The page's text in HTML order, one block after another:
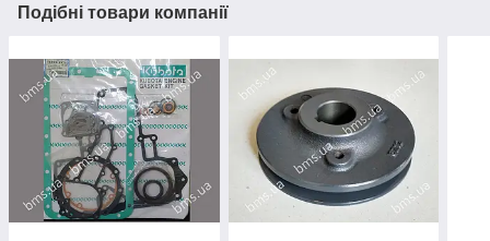
Подібні товари компанії